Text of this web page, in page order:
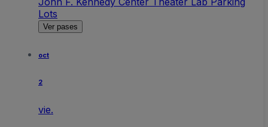
Lots
Ver pases
oct
2
vie.